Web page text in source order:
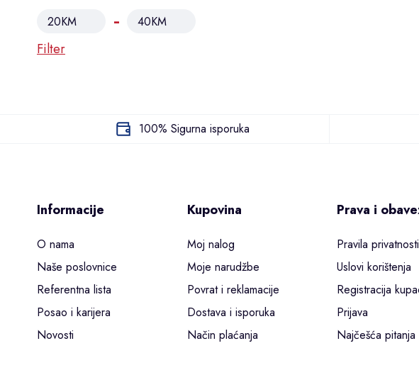
MASS-LIGHT
Filter
20KM 40KM
100% Sigurna isporuka
Informacije
O nama
Naše poslovnice
Referentna lista
Posao i karijera
Novosti
Kupovina
Moj nalog
Moje narudžbe
Povrat i reklamacije
Dostava i isporuka
Način plaćanja
Prava i
Pravila privatnosti
Uslovi korištenja
Registracija
Prijava
Najčešća pitanja